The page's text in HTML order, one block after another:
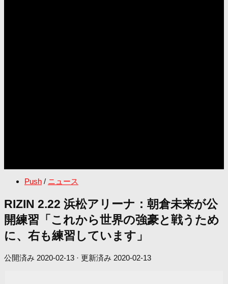
Push / ニュース
RIZIN 2.22 浜松アリーナ：朝倉未来が公
開練習「これから世界の強豪と戦うため
に、右も練習しています」
公開済み 2020-02-13 · 更新済み 2020-02-13